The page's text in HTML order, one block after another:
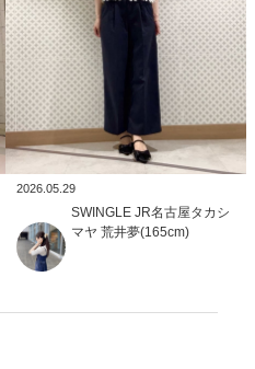
2026.05.29
SWINGLE JR名古屋タカシ
マヤ 荒井夢(165cm)